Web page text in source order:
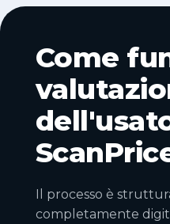
Come
Il processo è
completamente